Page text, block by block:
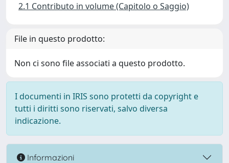
2.1 Contributo in volume (Capitolo o Saggio)
File in questo prodotto:
Non ci sono file associati a questo prodotto.
I documenti in IRIS sono protetti da copyright e
tutti i diritti sono riservati, salvo diversa
indicazione.
Informazioni